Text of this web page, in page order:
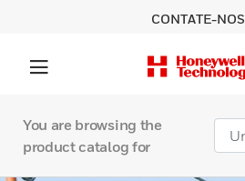
CONTATE-NOS
You are browsing the
product catalog for